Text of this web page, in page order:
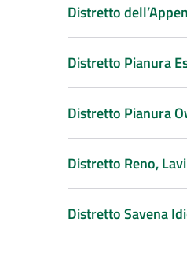
Distretto
Distretto Pianura
Distretto Pianura
Distretto Reno,
Distretto Savena